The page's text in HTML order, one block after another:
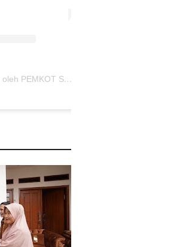
Sebuah kiriman dibagikan oleh PEMKOT SUKABUMI (@pemkotsukabumi_)